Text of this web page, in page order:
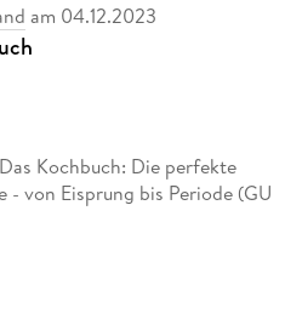
am 04.12.2023
Kochbuch: Die perfekte
von Eisprung bis Periode (GU
GmbH; 1. Edition (2.